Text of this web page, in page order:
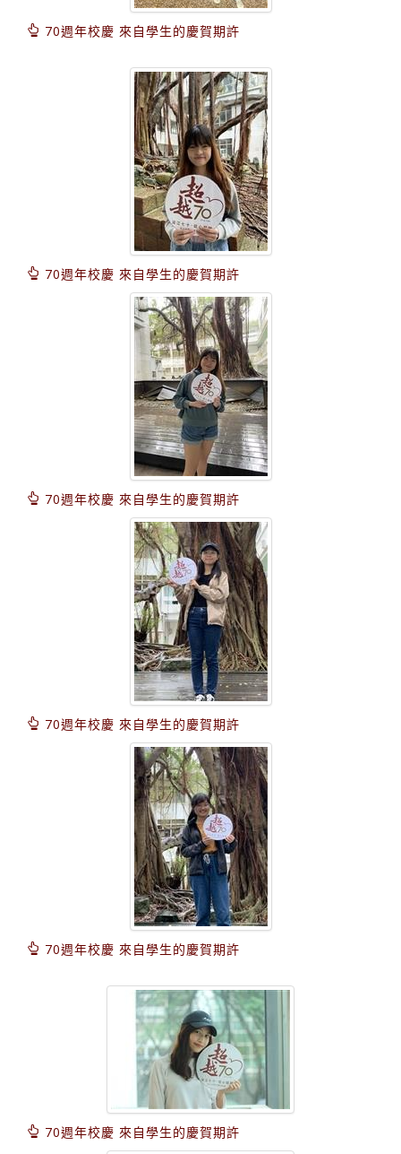
70週年校慶 來自學生的慶賀期許
70週年校慶 來自學生的慶賀期許
70週年校慶 來自學生的慶賀期許
70週年校慶 來自學生的慶賀期許
70週年校慶 來自學生的慶賀期許
70週年校慶 來自學生的慶賀期許